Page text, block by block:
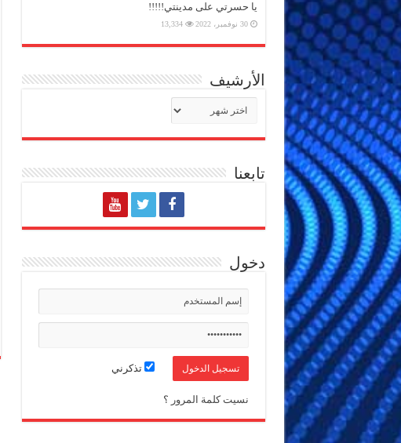
يا حسرتي على مدينتي!!!!!
30 نوفمبر، 2022 13,334
الأرشيف
تابعنا
دخول
تذكرني
نسيت كلمة المرور ؟